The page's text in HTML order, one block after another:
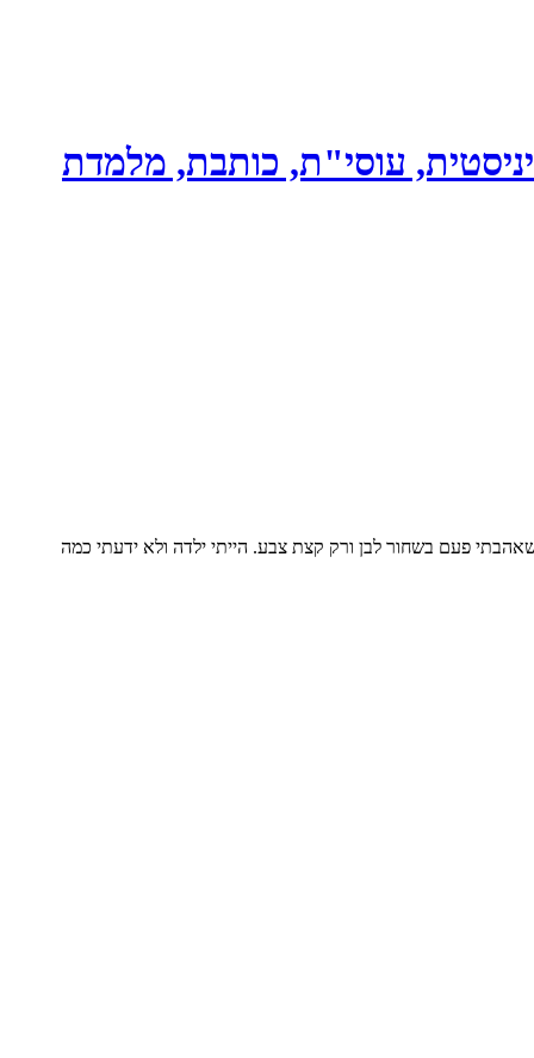
עוסי"ת, כותבת, מלמדת
פעם בשחור לבן ורק קצת צבע. הייתי ילדה ולא ידעתי כמה